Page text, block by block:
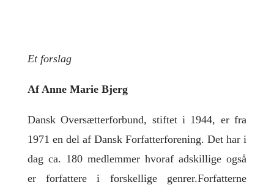
Et forslag
Af Anne Marie Bjerg
Dansk Oversætterforbund, stiftet i 1944, er fra
1971 en del af Dansk Forfatterforening. Det har i
dag ca. 180 medlemmer hvoraf adskillige også
er forfattere i forskellige genrer.Forfatterne